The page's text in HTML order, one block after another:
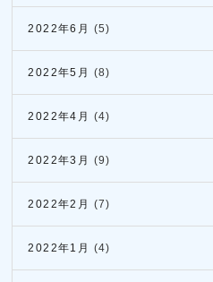
2022年6月 (5)
2022年5月 (8)
2022年4月 (4)
2022年3月 (9)
2022年2月 (7)
2022年1月 (4)